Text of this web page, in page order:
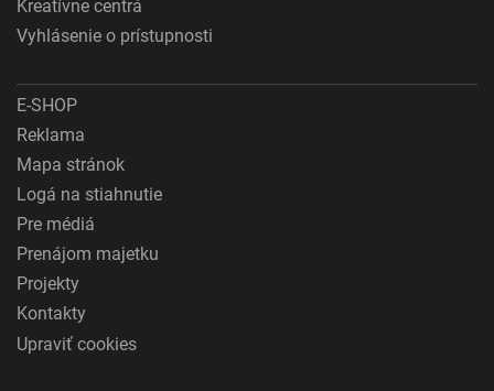
Kreatívne centrá
Vyhlásenie o prístupnosti
E-SHOP
Reklama
Mapa stránok
Logá na stiahnutie
Pre médiá
Prenájom majetku
Projekty
Kontakty
Upraviť cookies